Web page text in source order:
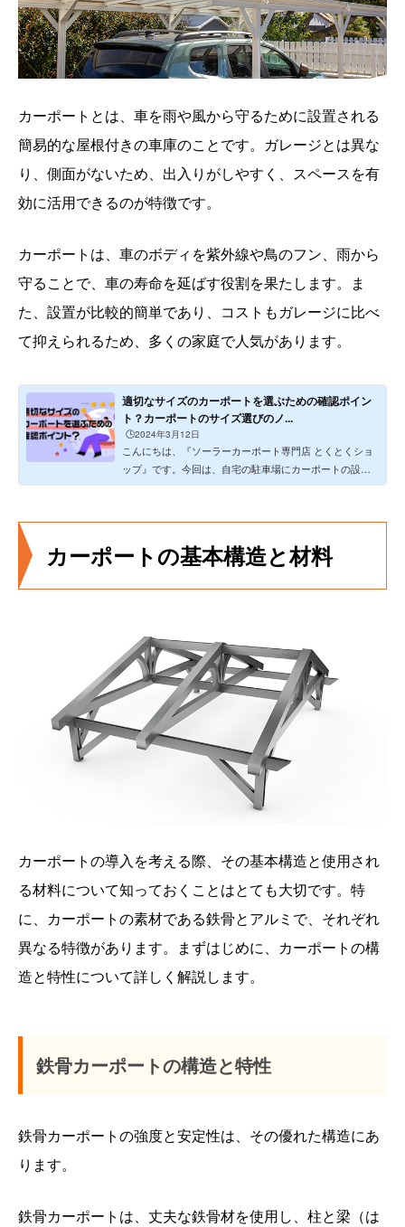
カーポートとは、車を雨や風から守るために設置される
簡易的な屋根付きの車庫のことです。ガレージとは異な
り、側面がないため、出入りがしやすく、スペースを有
効に活用できるのが特徴です。
カーポートは、車のボディを紫外線や鳥のフン、雨から
守ることで、車の寿命を延ばす役割を果たします。ま
た、設置が比較的簡単であり、コストもガレージに比べ
て抑えられるため、多くの家庭で人気があります。
適切なサイズのカーポートを選ぶための確認ポイン
ト？カーポートのサイズ選びのノ...
🕒️2024年3月12日
こんにちは、『ソーラーカーポート専門店 とくとくショ
ップ』です。今回は、自宅の駐車場にカーポートの設置
を検討した際、多...
カーポートの基本構造と材料
カーポートの導入を考える際、その基本構造と使用され
る材料について知っておくことはとても大切です。特
に、カーポートの素材である鉄骨とアルミで、それぞれ
異なる特徴があります。まずはじめに、カーポートの構
造と特性について詳しく解説します。
鉄骨カーポートの構造と特性
鉄骨カーポートの強度と安定性は、その優れた構造にあ
ります。
鉄骨カーポートは、丈夫な鉄骨材を使用し、柱と梁（は